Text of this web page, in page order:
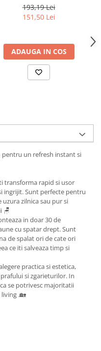
193,19 Lei
151,50 Lei
ADAUGA IN COS
pentru un refresh instant si
transforma rapid si usor
ingrijit. Sunt perfecte pentru
uzura zilnica sau pur si
🪑
in doar 30 de
cu spatar drept. Sunt
de spalat ori de cate ori
ce iti salveaza timp si
practica si estetica,
si zgarieturilor. In
se potrivesc majoritatii
.🏡